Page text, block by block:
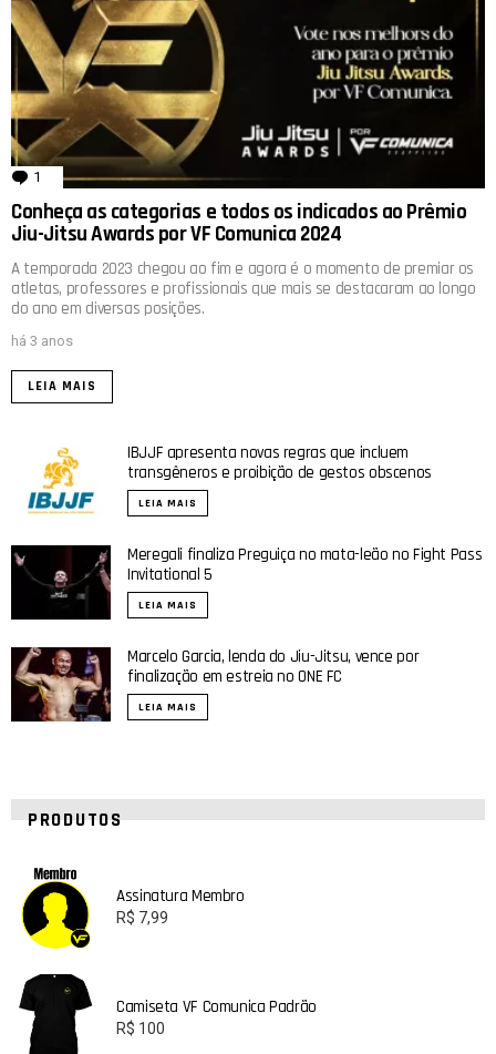
1 comentário
Conheça as categorias e todos os indicados ao Prêmio
Jiu-Jitsu Awards por VF Comunica 2024
A temporada 2023 chegou ao fim e agora é o momento de premiar os
atletas, professores e profissionais que mais se destacaram ao longo
do ano em diversas posições.
há 3 anos
LEIA MAIS
IBJJF apresenta novas regras que incluem
transgêneros e proibição de gestos obscenos
LEIA MAIS
Meregali finaliza Preguiça no mata-leão no Fight Pass
Invitational 5
LEIA MAIS
Marcelo Garcia, lenda do Jiu-Jitsu, vence por
finalização em estreia no ONE FC
LEIA MAIS
PRODUTOS
Assinatura Membro
R$ 7,99
Camiseta VF Comunica Padrão
R$ 100